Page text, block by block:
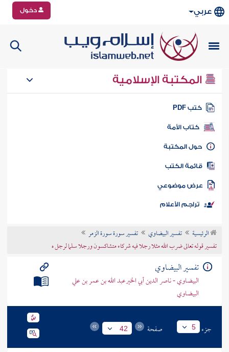
عربي دخول
المكتبة الإسلامية
كتب PDF
كتاب الأمة
المكتبة
الكتب
موضوعي
تراجم الأعلام
الرئيسية تفسير البيضاوي
تفسير سورة سورة الزمر
تفسير قوله تعالى ضرب الله مثلا رجلا فيه شركاء متشاكسون ورجلا سلما لرجل ه
تفسير البيضاوي
البيضاوي - ناصر الدين أبي الخيرعبد الله بن عمر بن علي
البيضاوي
جزء 5 صفحة 42